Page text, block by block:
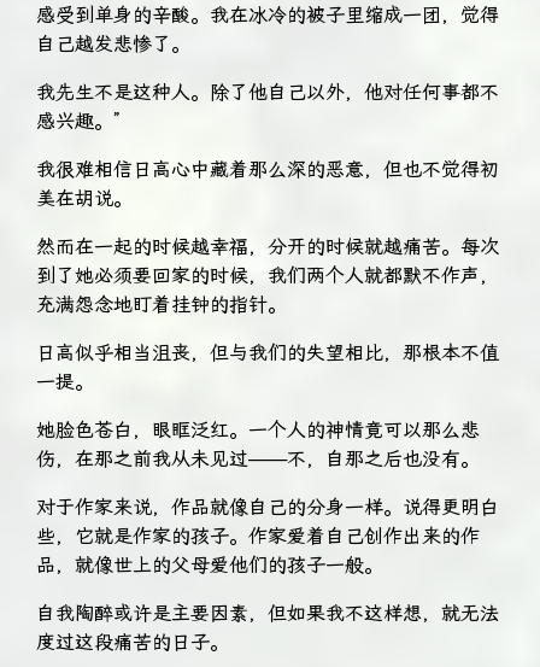
感受到单身的辛酸。我在冰冷的被子里缩成一团，觉得
自己越发悲惨了。
我先生不是这种人。除了他自己以外，他对任何事都不
感兴趣。”
我很难相信日高心中藏着那么深的恶意，但也不觉得初
美在胡说。
然而在一起的时候越幸福，分开的时候就越痛苦。每次
到了她必须要回家的时候，我们两个人就都默不作声，
充满怨念地盯着挂钟的指针。
日高似乎相当沮丧，但与我们的失望相比，那根本不值
一提。
她脸色苍白，眼眶泛红。一个人的神情竟可以那么悲
伤，在那之前我从未见过——不，自那之后也没有。
对于作家来说，作品就像自己的分身一样。说得更明白
些，它就是作家的孩子。作家爱着自己创作出来的作
品，就像世上的父母爱他们的孩子一般。
自我陶醉或许是主要因素，但如果我不这样想，就无法
度过这段痛苦的日子。